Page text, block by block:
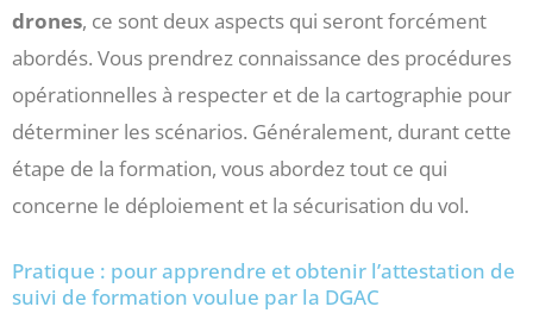
drones, ce sont deux aspects qui seront forcément
abordés. Vous prendrez connaissance des procédures
opérationnelles à respecter et de la cartographie pour
déterminer les scénarios. Généralement, durant cette
étape de la formation, vous abordez tout ce qui
concerne le déploiement et la sécurisation du vol.
Pratique : pour apprendre et obtenir l’attestation de
suivi de formation voulue par la DGAC